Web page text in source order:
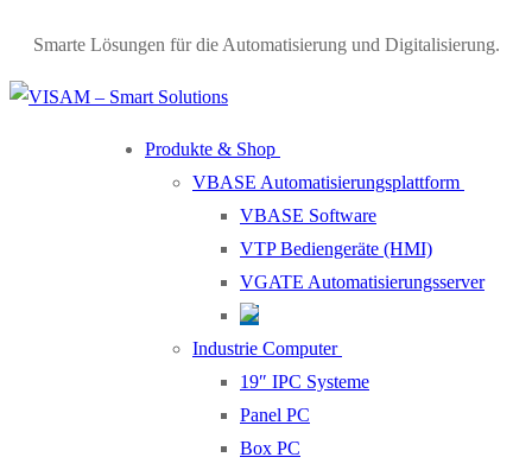
Smarte Lösungen für die Automatisierung und Digitalisierung.
Produkte & Shop
VBASE Automatisierungsplattform
VBASE Software
VTP Bediengeräte (HMI)
VGATE Automatisierungsserver
Industrie Computer
19″ IPC Systeme
Panel PC
Box PC